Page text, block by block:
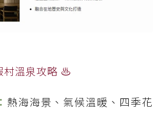
村溫泉攻略 ♨️
熱海海景、氣候溫暖、四季花